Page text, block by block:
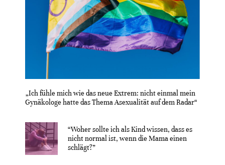
„Ich fühle mich wie das neue Extrem: nicht einmal mein
Gynäkologe hatte das Thema Asexualität auf dem Radar“
“Woher sollte ich als Kind wissen, dass es
nicht normal ist, wenn die Mama einen
schlägt?”